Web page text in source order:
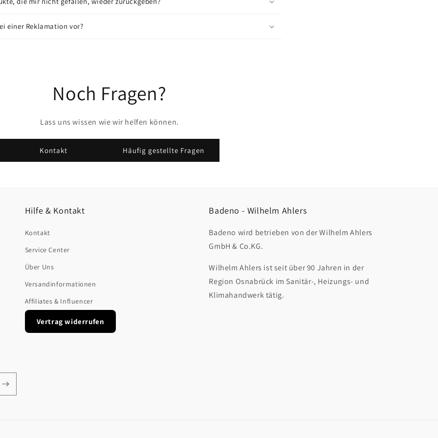
einer Reklamation vor?
Noch Fragen?
Lass uns wissen wie wir helfen können.
Kontakt Häufig gestellte Fragen
Hilfe & Kontakt
Kontakt
Service Center
Über Uns
Versandinformationen
Affiliates & Influencer
Vertrag widerrufen
Badeno - Wilhelm Ahlers
Badeno wird betrieben von der Wilhelm Ahlers
GmbH & Co.KG.
Wilhelm Ahlers ist seit über 90 Jahren in der
Region Osnabrück im Sanitär-, Heizungs- und
Klimahandwerk tätig.